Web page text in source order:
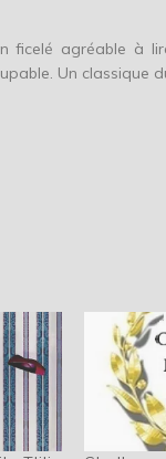
ficelé agréable à
Un classique